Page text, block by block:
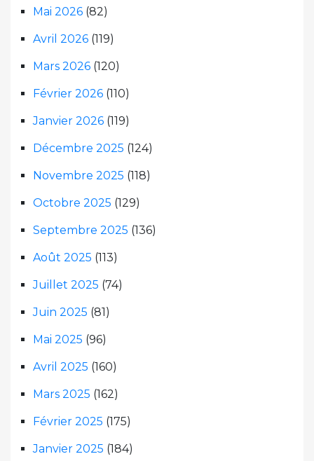
Mai 2026 (82)
Avril 2026 (119)
Mars 2026 (120)
Février 2026 (110)
Janvier 2026 (119)
Décembre 2025 (124)
Novembre 2025 (118)
Octobre 2025 (129)
Septembre 2025 (136)
Août 2025 (113)
Juillet 2025 (74)
Juin 2025 (81)
Mai 2025 (96)
Avril 2025 (160)
Mars 2025 (162)
Février 2025 (175)
Janvier 2025 (184)